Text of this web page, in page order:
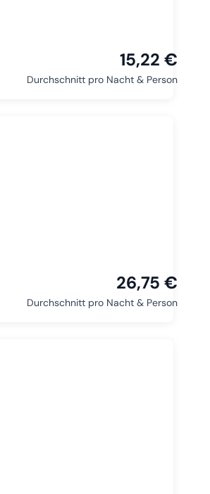
15,22 €
Durchschnitt pro Nacht & Person
26,75 €
Durchschnitt pro Nacht & Person